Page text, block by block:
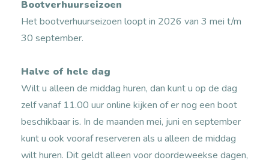
Bootverhuurseizoen
Het bootverhuurseizoen loopt in 2026 van 3 mei t/m
30 september.
Halve of hele dag
Wilt u alleen de middag huren, dan kunt u op de dag
zelf vanaf 11.00 uur online kijken of er nog een boot
beschikbaar is. In de maanden mei, juni en september
kunt u ook vooraf reserveren als u alleen de middag
wilt huren. Dit geldt alleen voor doordeweekse dagen,